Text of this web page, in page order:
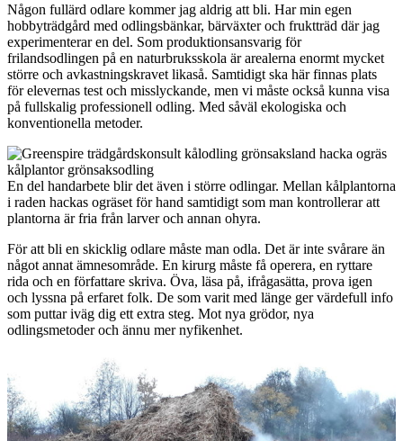
Någon fullärd odlare kommer jag aldrig att bli. Har min egen
hobbyträdgård med odlingsbänkar, bärväxter och fruktträd där jag
experimenterar en del. Som produktionsansvarig för
frilandsodlingen på en naturbruksskola är arealerna enormt mycket
större och avkastningskravet likaså. Samtidigt ska här finnas plats
för elevernas test och misslyckande, men vi måste också kunna visa
på fullskalig professionell odling. Med såväl ekologiska och
konventionella metoder.
En del handarbete blir det även i större odlingar. Mellan kålplantorna
i raden hackas ogräset för hand samtidigt som man kontrollerar att
plantorna är fria från larver och annan ohyra.
För att bli en skicklig odlare måste man odla. Det är inte svårare än
något annat ämnesområde. En kirurg måste få operera, en ryttare
rida och en författare skriva. Öva, läsa på, ifrågasätta, prova igen
och lyssna på erfaret folk. De som varit med länge ger värdefull info
som puttar iväg dig ett extra steg. Mot nya grödor, nya
odlingsmetoder och ännu mer nyfikenhet.